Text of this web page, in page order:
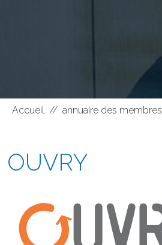
Accueil // annuaire des membres
OUVRY